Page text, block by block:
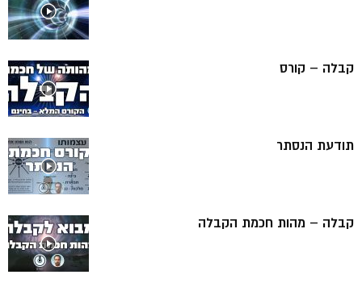
קבלה – קורס
תודעת הנסתר
קבלה – מהות חכמת הקבלה